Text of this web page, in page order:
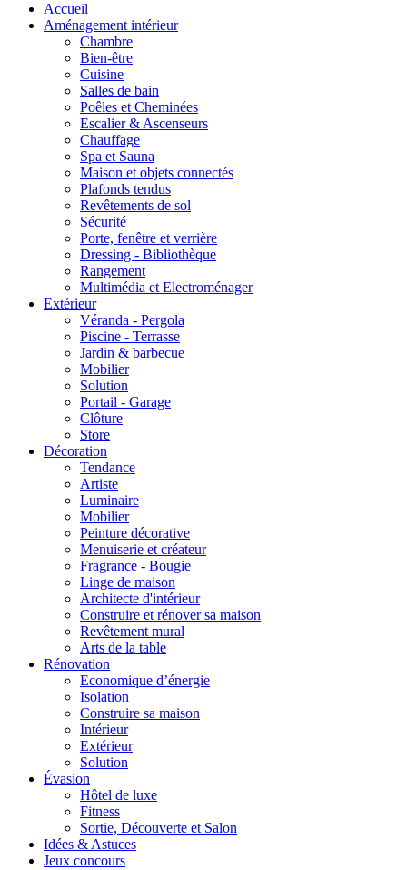
Accueil
Aménagement intérieur
Chambre
Bien-être
Cuisine
Salles de bain
Poêles et Cheminées
Escalier & Ascenseurs
Chauffage
Spa et Sauna
Maison et objets connectés
Plafonds tendus
Revêtements de sol
Sécurité
Porte, fenêtre et verrière
Dressing - Bibliothèque
Rangement
Multimédia et Electroménager
Extérieur
Véranda - Pergola
Piscine - Terrasse
Jardin & barbecue
Mobilier
Solution
Portail - Garage
Clôture
Store
Décoration
Tendance
Artiste
Luminaire
Mobilier
Peinture décorative
Menuiserie et créateur
Fragrance - Bougie
Linge de maison
Architecte d'intérieur
Construire et rénover sa maison
Revêtement mural
Arts de la table
Rénovation
Economique d’énergie
Isolation
Construire sa maison
Intérieur
Extérieur
Solution
Évasion
Hôtel de luxe
Fitness
Sortie, Découverte et Salon
Idées & Astuces
Jeux concours